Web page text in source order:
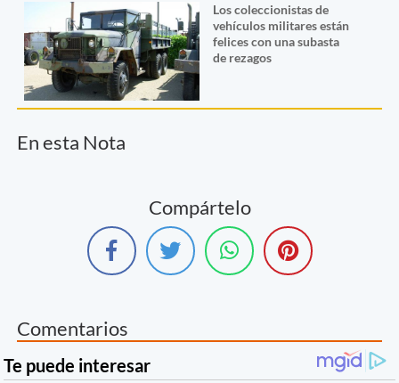
Los coleccionistas de
vehículos militares están
felices con una subasta
de rezagos
En esta Nota
Compártelo
Comentarios